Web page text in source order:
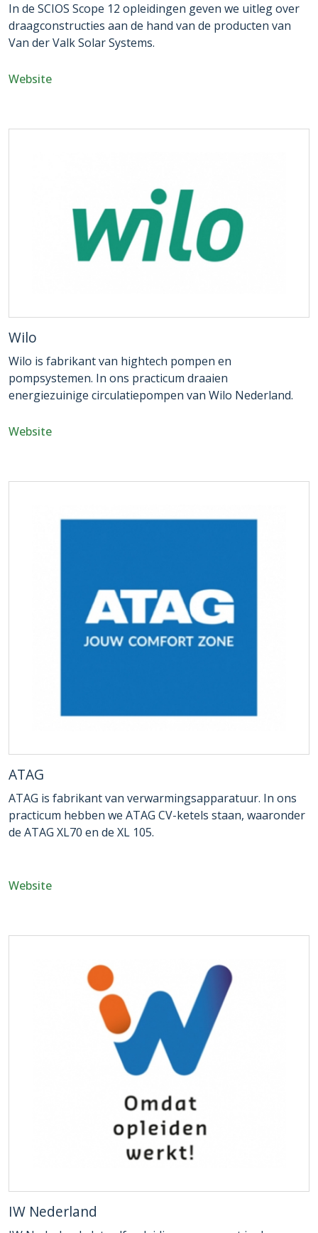
In de SCIOS Scope 12 opleidingen geven we uitleg over
draagconstructies aan de hand van de producten van
Van der Valk Solar Systems.
Website
Wilo
Wilo is fabrikant van hightech pompen en
pompsystemen. In ons practicum draaien
energiezuinige circulatiepompen van Wilo Nederland.
Website
ATAG
ATAG is fabrikant van verwarmingsapparatuur. In ons
practicum hebben we ATAG CV-ketels staan, waaronder
de ATAG XL70 en de XL 105.
Website
IW Nederland